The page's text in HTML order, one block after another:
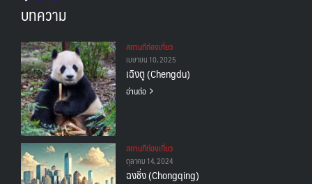
บทความ
สถานทีท่องเที่ยว
เมษายน 10, 2025
เฉิงตู (Chengdu)
อ่านต่อ
สถานทีท่องเที่ยว
ตุลาคม 14, 2024
ฉงชิ่ง (Chongqing)